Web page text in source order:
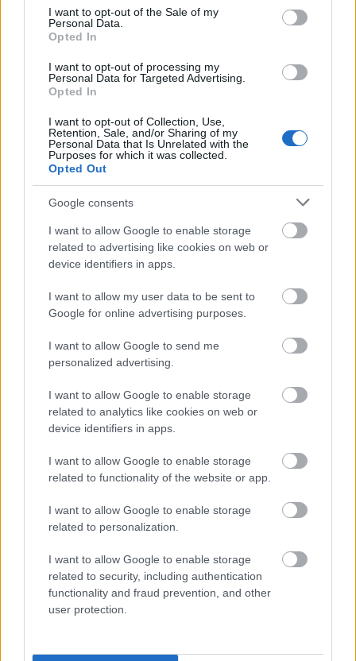
consent section.
I want to opt-out of the Sale of my
Personal Data.
Opted In
I want to opt-out of processing my
Personal Data for Targeted Advertising.
Opted In
I want to opt-out of Collection, Use,
Retention, Sale, and/or Sharing of my
Personal Data that Is Unrelated with the
Purposes for which it was collected.
Opted Out
Google consents
I want to allow Google to enable storage
related to advertising like cookies on web or
device identifiers in apps.
I want to allow my user data to be sent to
Google for online advertising purposes.
I want to allow Google to send me
personalized advertising.
I want to allow Google to enable storage
related to analytics like cookies on web or
device identifiers in apps.
I want to allow Google to enable storage
related to functionality of the website or app.
I want to allow Google to enable storage
related to personalization.
I want to allow Google to enable storage
related to security, including authentication
functionality and fraud prevention, and other
user protection.
Cum ar mai putea fi definit stilul ei: Jennifer Lopez
poarta adeseori rochii scurte, mulate, extrem de
sexy, completate de picioarele frumos lucrate si
tonificate la sala de fitness. De asemenea, vedeta
nu se sfieste sa aleaga rochii cu decolteuri adanci si
cu taieturi asimetrice, care ii dezvelesc o suprafata
destul de mare din pielea ingrijita si perfect
bronzata.